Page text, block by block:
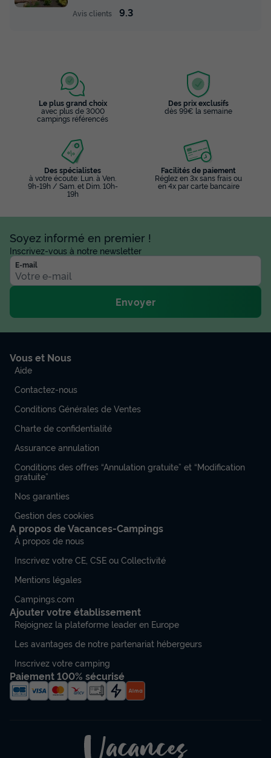
Avis clients
9.3
Le plus grand choix
avec plus de 3000
campings référencés
Des prix exclusifs
dès 99€ la semaine
Des spécialistes
à votre écoute: Lun. à Ven.
9h-19h / Sam. et Dim. 10h-
19h
Facilités de paiement
Réglez en 3x sans frais ou
en 4x par carte bancaire
Soyez informé en premier !
Inscrivez-vous à notre newsletter
E-mail
Envoyer
Vous et Nous
Aide
Contactez-nous
Conditions Générales de Ventes
Charte de confidentialité
Assurance annulation
Conditions des offres “Annulation gratuite” et “Modification
gratuite”
Nos garanties
Gestion des cookies
A propos de Vacances-Campings
À propos de nous
Inscrivez votre CE, CSE ou Collectivité
Mentions légales
Campings.com
Ajouter votre établissement
Rejoignez la plateforme leader en Europe
Les avantages de notre partenariat hébergeurs
Inscrivez votre camping
Paiement 100% sécurisé